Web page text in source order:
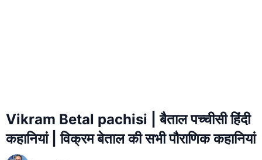
Vikram Betal pachisi | बैताल पच्चीसी हिंदी
कहानियां | विक्रम बेताल की सभी पौराणिक कहानियां